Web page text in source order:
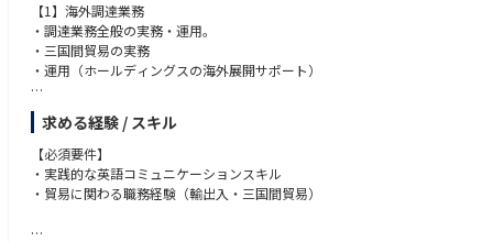
【1】海外調達業務
・調達業務全般の実務・運用。
・三国間貿易の実務
・運用（ホールディングスの海外展開サポート）
【2】マス・マーチャンダイジングの推進（尚可のご経験：入社後習得し
ていただく想定です）
・海外サプライヤーの新規開拓、及び交渉。
・新規商材開発、提案。・海外サプライヤーとの取引条件設定とその運
用。
求める経験 / スキル
【必須要件】
・実践的な英語コミュニケーションスキル
・貿易に関わる職務経験（輸出入・三国間貿易）